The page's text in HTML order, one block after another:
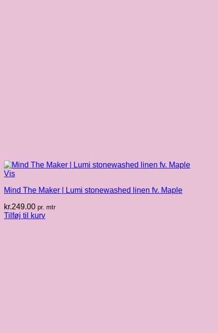
Vis
Mind The Maker | Lumi stonewashed linen fv. Maple
kr.249.00 pr. mtr
Tilføj til kurv